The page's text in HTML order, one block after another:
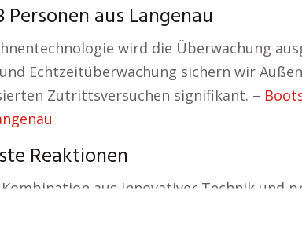
Personen aus Langenau
wird die Überwachung
Echtzeitüberwachung sichern wir
Zutrittsversuchen signifikant. –
Reaktionen
aus innovativer Technik und
ungewöhnliche Bewegungen oder
Sicherheitskonzepte an die